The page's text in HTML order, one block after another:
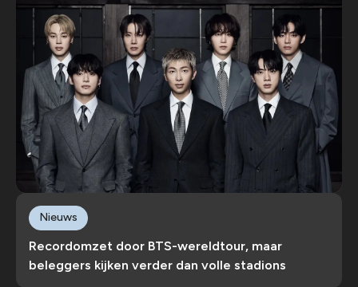
Recordomzet door BTS-wereldtour, maar
beleggers kijken verder dan volle stadions
Nieuws